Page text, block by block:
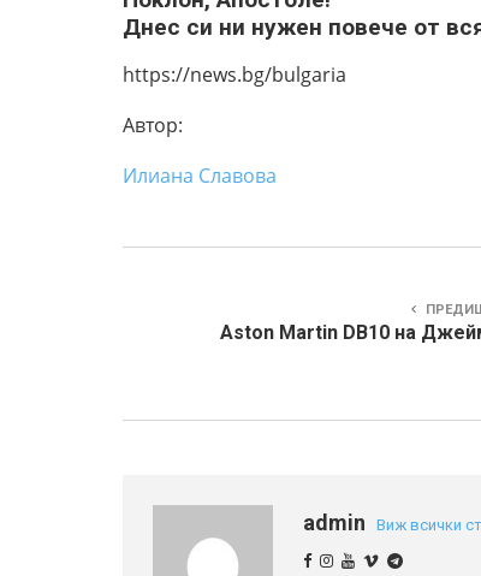
Днес си ни нужен повече от
https://news.bg/bulgaria
Автор:
Илиана Славова
Aston Martin DB10 на
admin Виж всички